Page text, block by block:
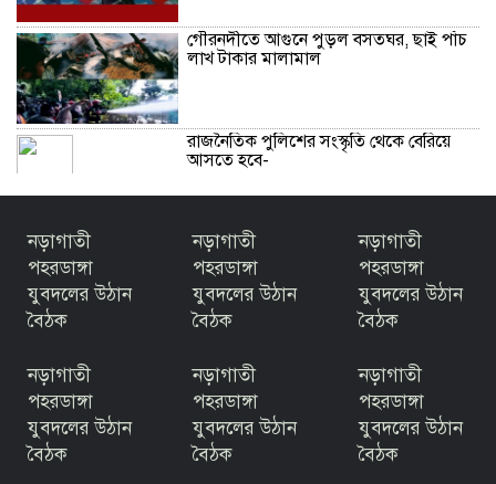
গৌরনদীতে আগুনে পুড়ল বসতঘর, ছাই পাঁচ
লাখ টাকার মালামাল
রাজনৈতিক পুলিশের সংস্কৃতি থেকে বেরিয়ে
আসতে হবে-
নড়াগাতী
পহরডাঙ্গা
যুবদলের উঠান
বৈঠক
নড়াগাতী
পহরডাঙ্গা
যুবদলের উঠান
বৈঠক
নড়াগাতী
পহরডাঙ্গা
যুবদলের উঠান
বৈঠক
নড়াগাতী
পহরডাঙ্গা
যুবদলের উঠান
বৈঠক
নড়াগাতী
পহরডাঙ্গা
যুবদলের উঠান
বৈঠক
নড়াগাতী
পহরডাঙ্গা
যুবদলের উঠান
বৈঠক